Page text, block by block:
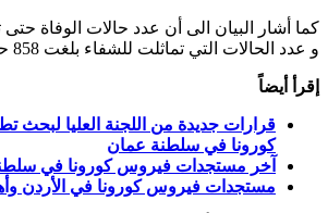
و عدد الحالات التي تماثلت للشفاء بلغت 858 حالة.
إقرأ أيضاً
قرارات جديدة من اللجنة العليا لبحث
كورونا في سلطنة عمان
آخر مستجدات فيروس كورونا في
مستجدات فيروس كورونا في الأردن